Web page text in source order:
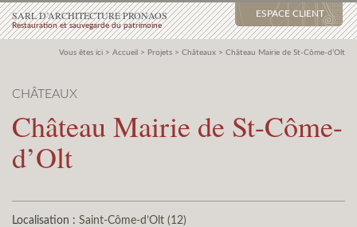
ESPACE CLIENT
SARL D’ARCHITECTURE PRONAOS
Restauration et sauvegarde du patrimoine
Vous êtes ici > Accueil > Projets > Châteaux > Château Mairie de St-Côme-d’Olt
CHÂTEAUX
Château Mairie de St-Côme-
d’Olt
Localisation : Saint-Côme-d’Olt (12)